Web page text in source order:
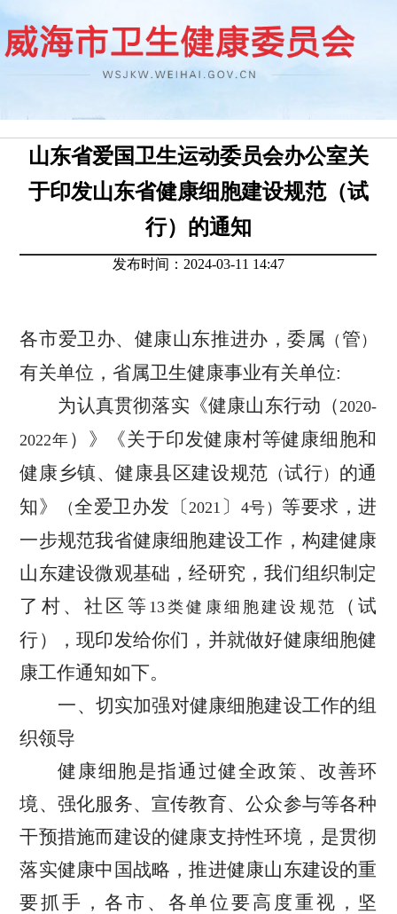
山东省爱国卫生运动委员会办公室关
于印发山东省健康细胞建设规范（试
行）的通知
发布时间：2024-03-11 14:47
各市爱卫办、健康山东推进办，委属 （ 管 ）
有关单位，省属卫生健康事业有关单位:
为认真贯彻落实《健康山东行动 （2020-
2022年 ） 》《关于印发健康村等健康细胞和
健康乡镇、健康县区建设规范 （试行） 的通
知》
（全爱卫办发 〔2021 〕 4号 ）等要求，进
一步规范我省健康细胞建设工作，构建健康
山东建设微观基础 ，经研究 ，我们组织制定
了村、社区等 13类健康细胞建设规范 （试
行），现印发给你们 ， 并就做好健康细胞健
康工作通知如下。
一、切实加强对健康细胞建设工作的组
织领导
健康细胞是指通过健全政策、改善环
境、强化服务、宣传教育、公众参与等各种
干预措施而建设的健康支持性环境，是贯彻
落实健康中国战略，推进健康山东建设的重
要抓手，各市、各单位要高度重视，坚